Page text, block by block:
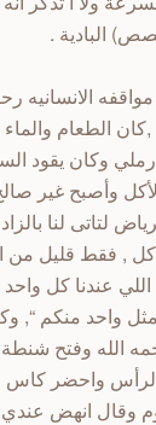
البادية .
الانسانيه
الطعام
وكان يقود
وأصبح غير
لتاتى لنا
, فقط قليل من
اللي عندنا كل
واحد منكم “,
الله وفتح شنطة
الرأس واحضر
وقال انهض